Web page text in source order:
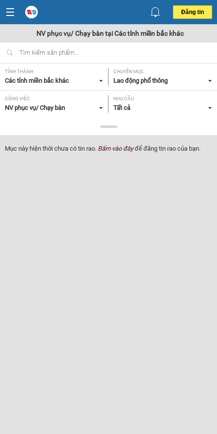
Đăng tin
NV phục vụ/ Chạy bàn tại Các tỉnh miền bắc khác
TỈNH THÀNH
Các tỉnh miền bắc khác
CHUYÊN MỤC
Lao động phổ thông
CÔNG VIỆC
NV phục vụ/ Chạy bàn
NHU CẦU
Tất cả
Tất cả
Mục này hiện thời chưa có tin rao. Bấm vào đâyđể đăng tin rao của bạn.